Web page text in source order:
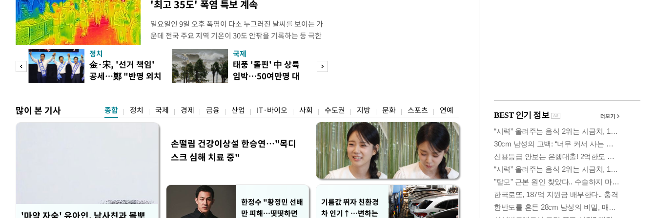
'최고 35도' 폭염 특보 계속
일요일인 9일 오후 폭염이 다소 누그러진 날씨를 보이는 가
운데 전국 주요 지역 기온이 30도 안팎을 기록하는 등 극한
더위가 꺾인 분위기다. 기상청에 따르면 이날 오후 4시 경기
도(오산, 안성, 용인남부, 여주동남부), 전라남도(담양, 장성,
화순, 보성, 광양, 강진, 영암, 신안(흑산면제외), 영광(낙월
면 제외), 곡성북부, 곡성남부, 해남북부,
피
정치
金·宋, '선거 책임'
공세…鄭 "반명 외치
국제
태풍 '돌핀' 中 상륙
임박…50여만명 대
많이 본 기사 종합 정치 국제 경제 금융 산업 IT·바이오 사회 수도권 지방 문화 스포츠 연예
'마약 자숙' 유아인, 남사친과 볼뽀
손떨림 건강이상설 한승연…"목디
스크 심해 치료 중"
한정수 "황정민 선배
만 피해…떳떳하면
기름값 뛰자 친환경
차 인기↑…변하는